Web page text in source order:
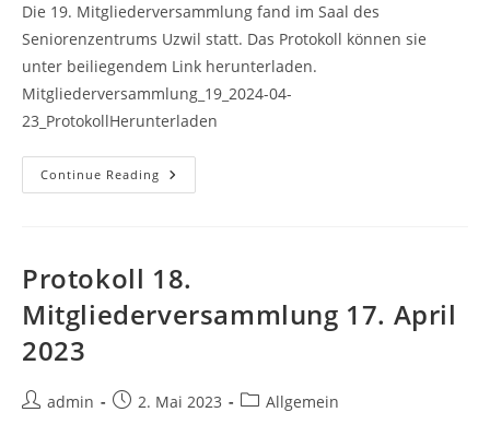
Die 19. Mitgliederversammlung fand im Saal des
Seniorenzentrums Uzwil statt. Das Protokoll können sie
unter beiliegendem Link herunterladen.
Mitgliederversammlung_19_2024-04-
23_ProtokollHerunterladen
Continue Reading Protokoll
19.
Protokoll 18.
Mitgliederversammlung 17. April
2023
Postadmin
Post2. Mai 2023
PostAllgemein